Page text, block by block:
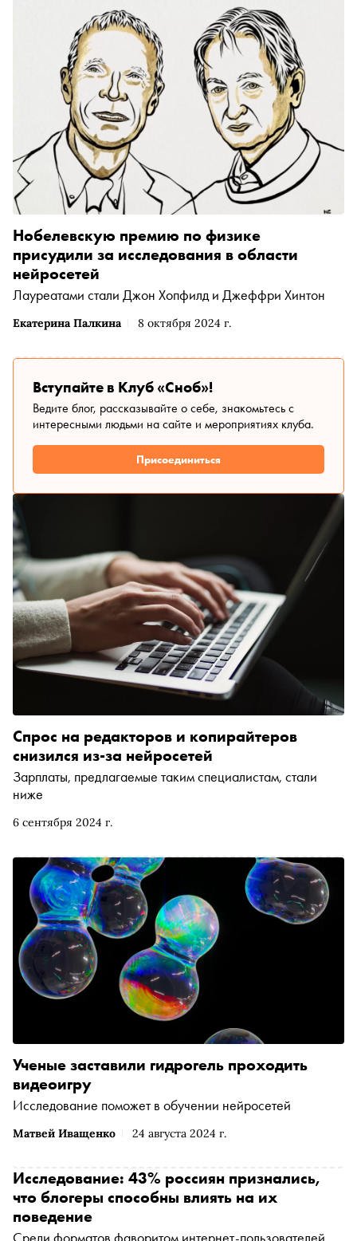
Екатерина Палкина 8 октября 2024 г.
Нобелевскую премию по физике
присудили за исследования в области
нейросетей
Лауреатами стали Джон Хопфилд и Джеффри Хинтон
Вступайте в Клуб «Сноб»!
Ведите блог, рассказывайте о себе, знакомьтесь с
интересными людьми на сайте и мероприятиях клуба.
Присоединиться
6 сентября 2024 г.
Спрос на редакторов и копирайтеров
снизился из-за нейросетей
Зарплаты, предлагаемые таким специалистам, стали
ниже
Матвей Иващенко 24 августа 2024 г.
Ученые заставили гидрогель проходить
видеоигру
Исследование поможет в обучении нейросетей
Исследование: 43% россиян признались,
что блогеры способны влиять на их
поведение
Среди форматов фаворитом интернет-пользователей